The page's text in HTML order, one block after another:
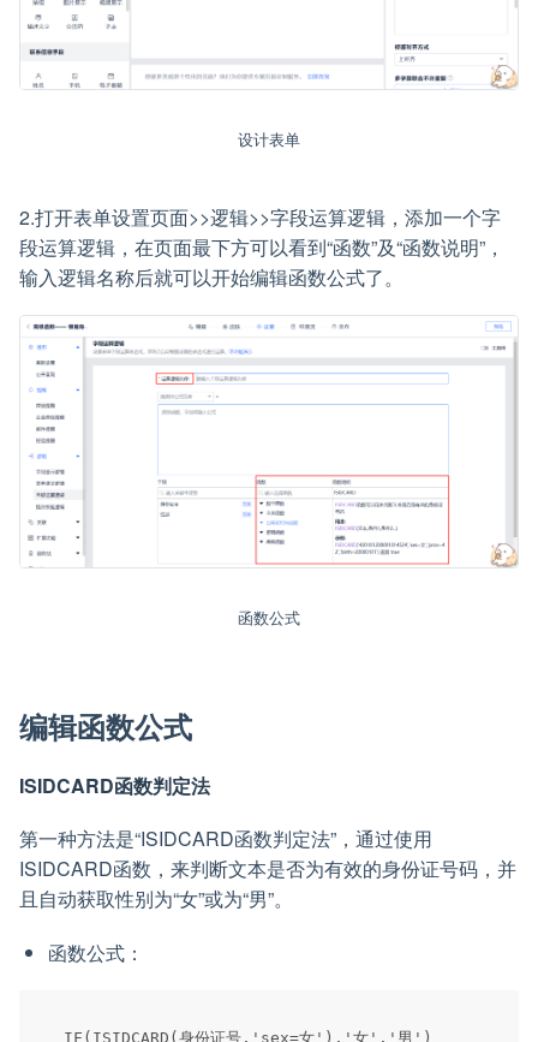
设计表单
2.打开表单设置页面>>逻辑>>字段运算逻辑，添加一个字
段运算逻辑，在页面最下方可以看到“函数”及“函数说明”，
输入逻辑名称后就可以开始编辑函数公式了。
函数公式
编辑函数公式
ISIDCARD函数判定法
第一种方法是“ISIDCARD函数判定法”，通过使用
ISIDCARD函数，来判断文本是否为有效的身份证号码，并
且自动获取性别为“女”或为“男”。
函数公式：